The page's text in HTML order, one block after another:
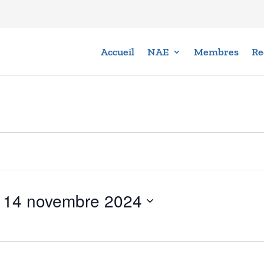
Accueil NAE Membres
14 novembre 2024